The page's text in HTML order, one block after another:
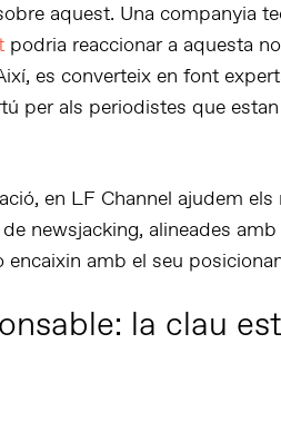
aquest. Una companyia
podria reaccionar a aquesta
es converteix en font
per als periodistes que
en LF Channel ajudem
newsjacking, alineades
amb el seu
la clau